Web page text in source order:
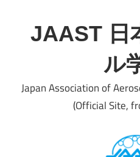
content
JAAST 日
ル
Japan Association of
(Official Site,